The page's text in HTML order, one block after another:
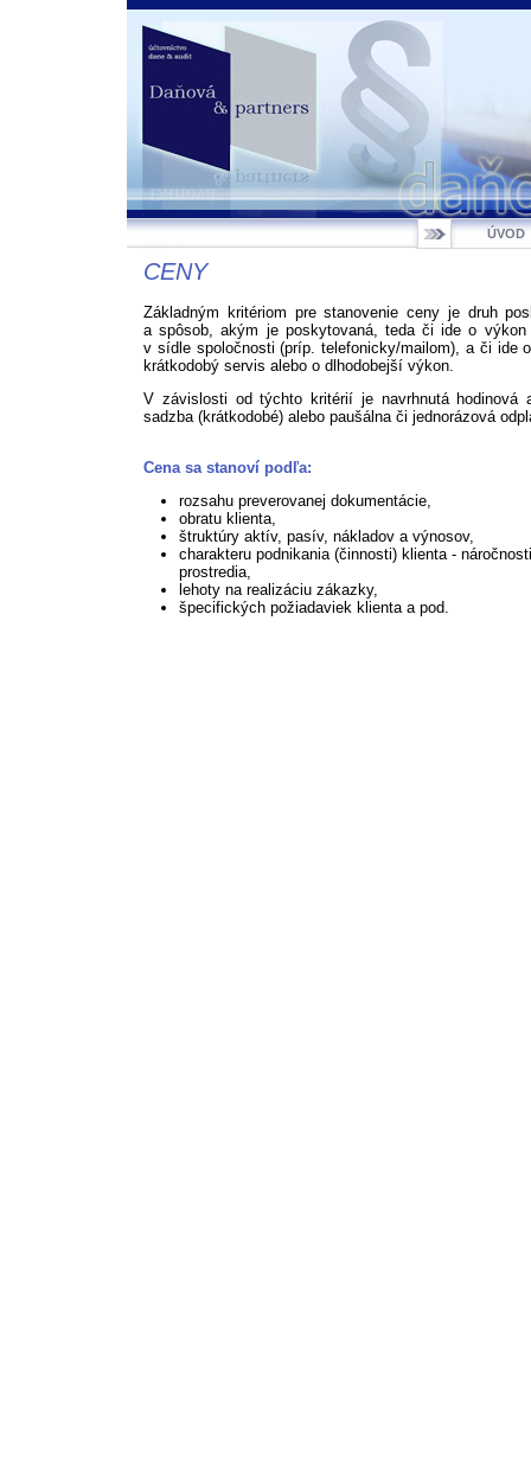
ÚVOD
CENY
Základným kritériom pre stanovenie ceny je druh
a spôsob, akým je poskytovaná, teda či ide o výkon
v sídle spoločnosti (príp. telefonicky/mailom), a či ide
krátkodobý servis alebo o dlhodobejší výkon.
V závislosti od týchto kritérií je navrhnutá hodinová
sadzba (krátkodobé) alebo paušálna či jednorázová
Cena sa stanoví podľa:
rozsahu preverovanej dokumentácie,
obratu klienta,
štruktúry aktív, pasív, nákladov a výnosov,
charakteru podnikania (činnosti) klienta -
prostredia,
lehoty na realizáciu zákazky,
špecifických požiadaviek klienta a pod.